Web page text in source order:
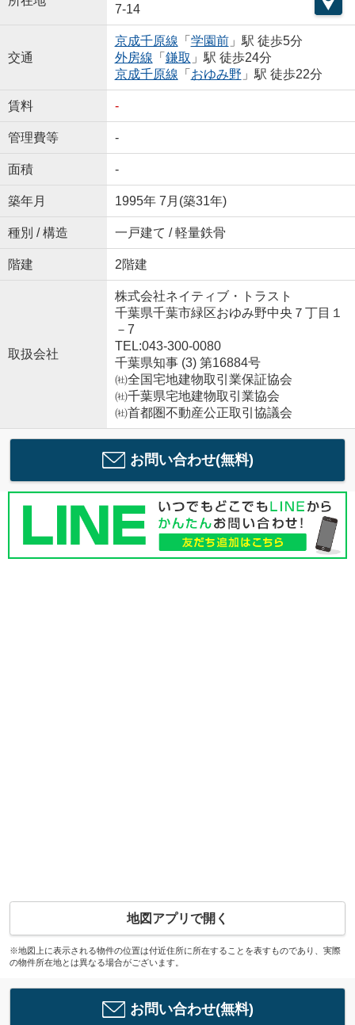
7-14
交通
京成千原線 「 学園前」駅 徒歩5分
外房線 「 鎌取 」駅 徒歩24分
京成千原線 「 おゆみ野 」駅 徒歩22分
賃料 -
管理費等 -
面積 -
築年月 1995年 7月(築31年)
種別 / 構造 一戸建て / 軽量鉄骨
階建 2階建
取扱会社
株式会社ネイティブ・トラスト
千葉県千葉市緑区おゆみ野中央７丁目１
－7
TEL:043-300-0080
千葉県知事 (3) 第16884号
㈳全国宅地建物取引業保証協会
㈳千葉県宅地建物取引業協会
㈳首都圏不動産公正取引協議会
お問い合わせ(無料)
地図アプリで開く
※地図上に表示される物件の位置は付近住所に所在することを表すものであり、実際
の物件所在地とは異なる場合がございます。
お問い合わせ(無料)